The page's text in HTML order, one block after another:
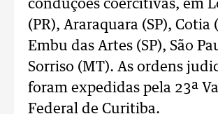
conduções coercitivas, em
(PR), Araraquara (SP), Cotia
Embu das Artes (SP), São
Sorriso (MT). As ordens
foram expedidas pela 23ª
Federal de Curitiba.